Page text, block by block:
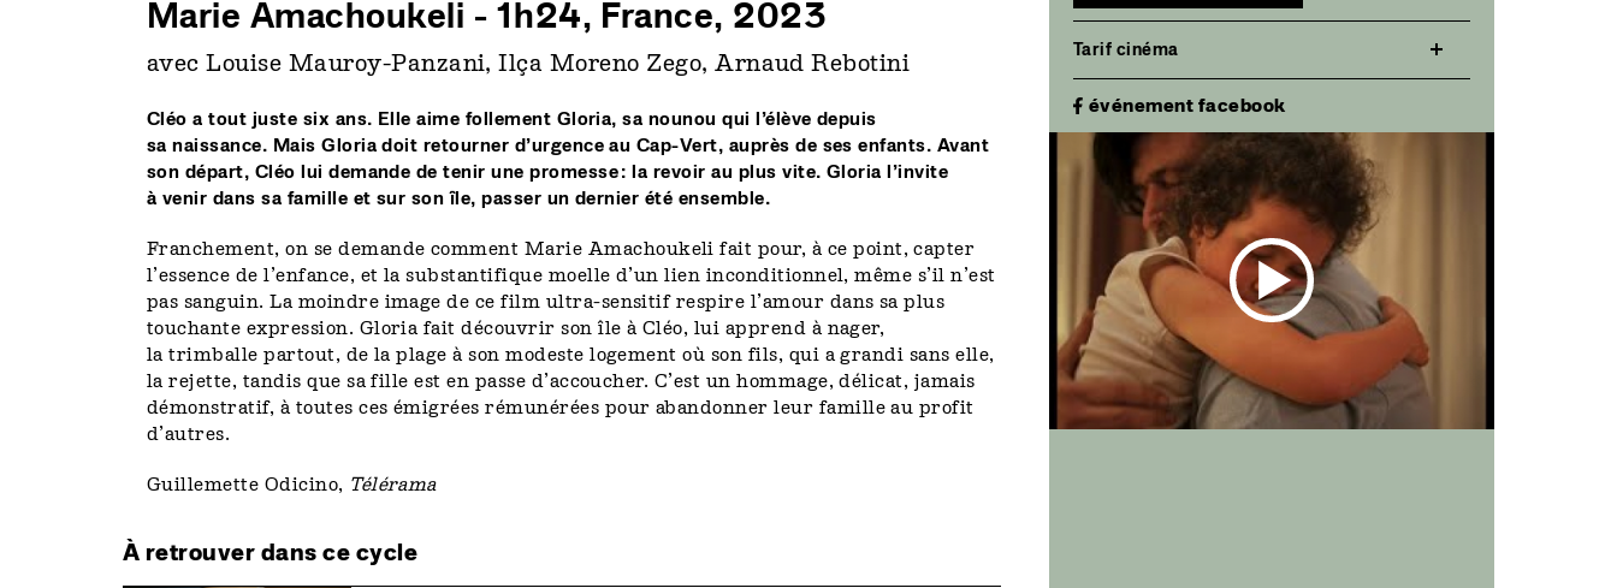
Marie Amachoukeli - 1h24, France, 2023
avec Louise Mauroy-Panzani, Ilça Moreno Zego, Arnaud Rebotini
Cléo a tout juste six ans. Elle aime follement Gloria, sa nounou qui l’élève depuis
sa naissance. Mais Gloria doit retourner d’urgence au Cap-Vert, auprès de ses enfants. Avant
son départ, Cléo lui demande de tenir une promesse : la revoir au plus vite. Gloria l’invite
à venir dans sa famille et sur son île, passer un dernier été ensemble.
Franchement, on se demande comment Marie Amachoukeli fait pour, à ce point, capter
l’essence de l’enfance, et la substantifique moelle d’un lien inconditionnel, même s’il n’est
pas sanguin. La moindre image de ce film ultra-sensitif respire l’amour dans sa plus
touchante expression. Gloria fait découvrir son île à Cléo, lui apprend à nager,
la trimballe partout, de la plage à son modeste logement où son fils, qui a grandi sans elle,
la rejette, tandis que sa fille est en passe d’accoucher. C’est un hommage, délicat, jamais
démonstratif, à toutes ces émigrées rémunérées pour abandonner leur famille au profit
d’autres.
Guillemette Odicino, Télérama
À retrouver dans ce cycle
Tarif cinéma
événement facebook